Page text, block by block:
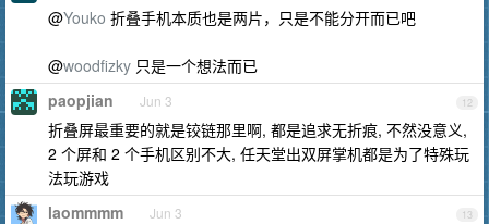
@Youko 折叠手机本质也是两片，只是不能分开而已吧
@woodfizky 只是一个想法而已
12
paopjian Jun 3
折叠屏最重要的就是铰链那里啊, 都是追求无折痕, 不然没意义,
2 个屏和 2 个手机区别不大, 任天堂出双屏掌机都是为了特殊玩
法玩游戏
13
laommmm Jun 3